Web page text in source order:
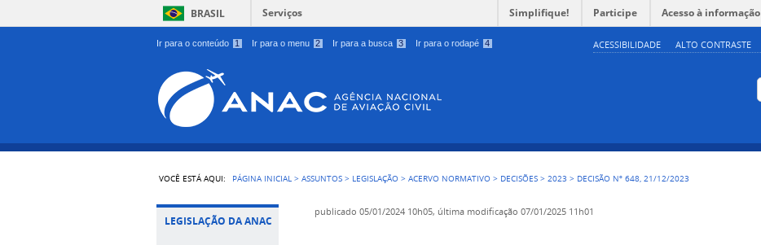
Ir para o conteúdo 1 Ir para o menu 2 Ir para a busca 3 Ir para o rodapé 4 ACESSIBILIDADE ALTO CONTRASTE
BRASIL Serviços Simplifique! Participe Acesso à informação
VOCÊ ESTÁ AQUI: PÁGINA INICIAL >ASSUNTOS > LEGISLAÇÃO >ACERVO NORMATIVO > DECISÕES >2023 > DECISÃO Nº 648, 21/12/2023
LEGISLAÇÃO DA ANAC
publicado 05/01/2024 10h05, última modificação 07/01/2025 11h01